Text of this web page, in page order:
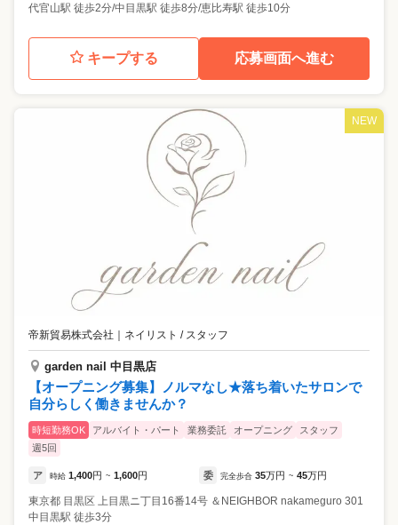
代官山駅 徒歩2分/中目黒駅 徒歩8分/恵比寿駅 徒歩10分
キープする 応募画面へ進む
NEW
帝新貿易株式会社 ネイリスト / スタッフ
garden nail 中目黒店
【オープニング募集】ノルマなし★落ち着いたサロンで
自分らしく働きませんか？
時短勤務OK アルバイト・パート 業務委託 オープニング
スタッフ
週5回
ア 時給 1,400円 ~ 1,600円 委 完全歩合 35万円 ~ 45万円
東京都 目黒区 上目黒ニ丁目16番14号 ＆NEIGHBOR nakameguro 301
中目黒駅 徒歩3分